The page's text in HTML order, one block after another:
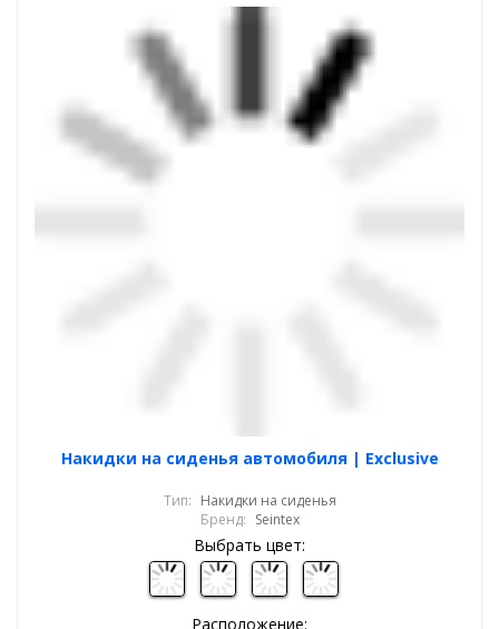
Накидки на сиденья автомобиля | Exclusive
Тип: Накидки на сиденья
Бренд: Seintex
Выбрать цвет:
Расположение: